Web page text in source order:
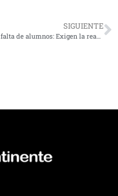
SIGUIENTE
Por falta de alumnos: Exigen la reapertura de Escuela en Combarbalá